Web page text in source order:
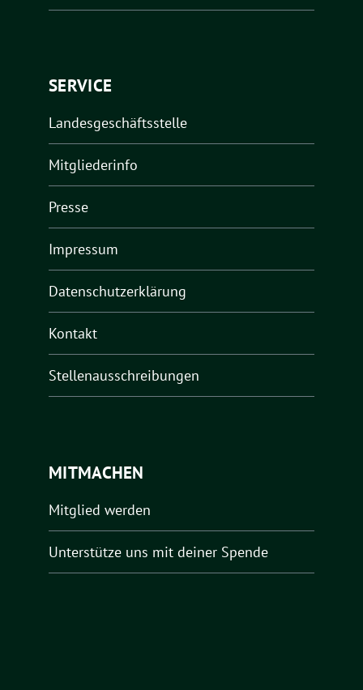
SERVICE
Landesgeschäftsstelle
Mitgliederinfo
Presse
Impressum
Datenschutzerklärung
Kontakt
Stellenausschreibungen
MITMACHEN
Mitglied werden
Unterstütze uns mit deiner Spende